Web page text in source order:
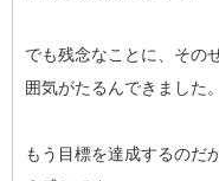
でも残念なことに、その
囲気がたるんできました。
もう目標を達成するのだ